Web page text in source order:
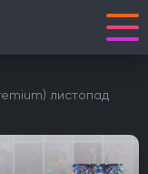
листопад